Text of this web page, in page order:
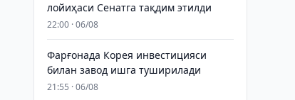
лойиҳаси Сенатга тақдим этилди
22:00 · 06/08
Фарғонада Корея инвестицияси
билан завод ишга туширилади
21:55 · 06/08